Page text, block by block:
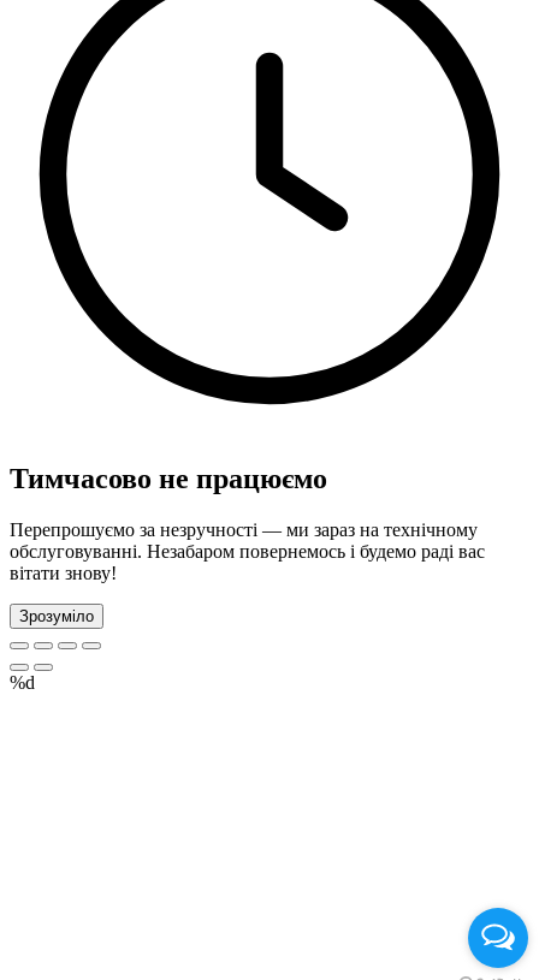
Тимчасово не працюємо
Перепрошуємо за незручності — ми зараз на технічному
обслуговуванні. Незабаром повернемось і будемо раді вас
вітати знову!
Зрозуміло
%d